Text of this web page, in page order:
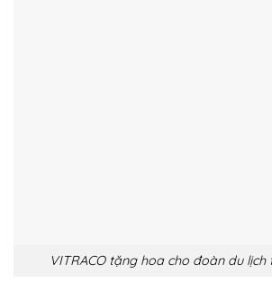
VITRACO tặng hoa cho đoàn du lịch